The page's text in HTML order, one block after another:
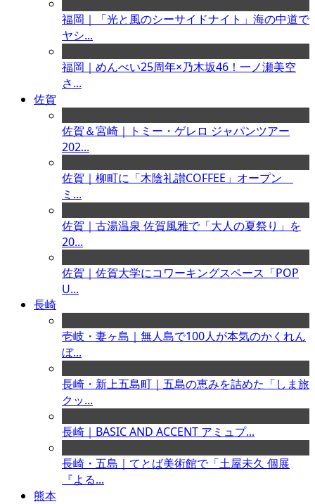
福岡｜「光と風のシーサイドナイト」海の中道で
ヤシ...
福岡｜めんべい25周年×乃木坂46！一ノ瀬美空
さ...
佐賀
佐賀＆宮崎｜トミー・ゲレロ ジャパンツアー
202...
佐賀｜柳町に「木陰礼讃COFFEE」オープン
ミ...
佐賀｜古湯温泉 佐賀風雅で「大人の夏祭り」を
20...
佐賀｜佐賀大学にコワーキングスペース「POP
U...
長崎
壱岐・妻ヶ島｜無人島で100人が本気のかくれん
ぼ...
長崎・新上五島町｜五島の恵みを詰めた「しま旅
クッ...
長崎｜BASIC AND ACCENT アミュプ...
長崎・五島｜てとば美術館で「土屋未久 個展
『よる...
熊本